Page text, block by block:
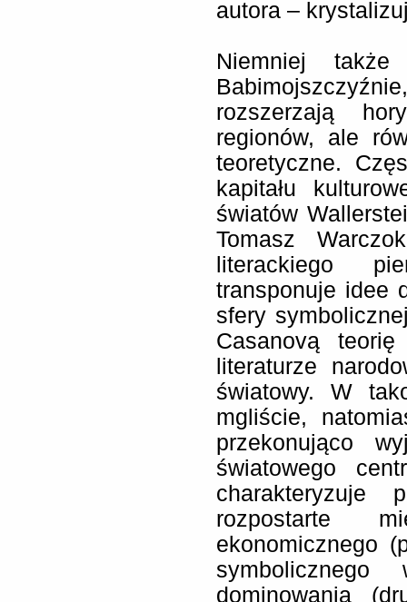
autora –
Niemniej
rozszerzają
regionów, ale
teoretyczne.
kapitału
światów
Tomasz
literackiego
transponuje idee
sfery
Casanovą
literaturze
światowy. W
mgliście,
przekonująco
światowego
charakteryzuje
rozpostarte
ekonomicznego
dominowania